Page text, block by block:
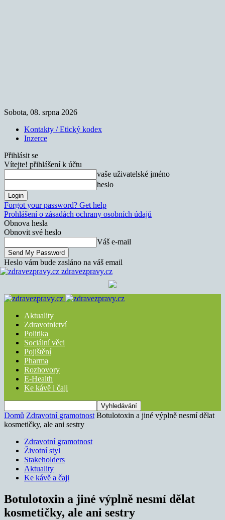
Sobota, 08. srpna 2026
Kontakty / Etický kodex
Inzerce
Přihlásit se
Vítejte! přihlášení k účtu
vaše uživatelské jméno
heslo
Forgot your password? Get help
Prohlášení o zásadách ochrany osobních údajů
Obnova hesla
Obnovit své heslo
Váš e-mail
Heslo vám bude zasláno na váš email
zdravezpravy.cz
Aktuality
Zdravotnictví
Politika
Sociální věci
Pojištění
Pharma
Rozhovory
E-Health
Ke kávě i čaji
Domů Zdravotní gramotnost Botulotoxin a jiné výplně nesmí dělat
kosmetičky, ale ani sestry
Zdravotní gramotnost
Životní styl
Stakeholders
Aktuality
Ke kávě a čaji
Botulotoxin a jiné výplně nesmí dělat
kosmetičky, ale ani sestry